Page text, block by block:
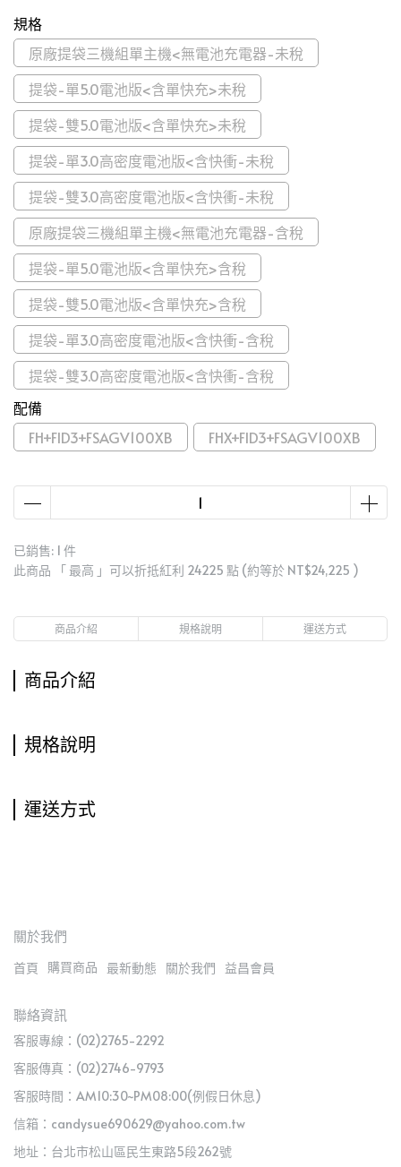
規格
原廠提袋三機組單主機<無電池充電器-未稅
提袋-單5.0電池版<含單快充>未稅
提袋-雙5.0電池版<含單快充>未稅
提袋-單3.0高密度電池版<含快衝-未稅
提袋-雙3.0高密度電池版<含快衝-未稅
原廠提袋三機組單主機<無電池充電器-含稅
提袋-單5.0電池版<含單快充>含稅
提袋-雙5.0電池版<含單快充>含稅
提袋-單3.0高密度電池版<含快衝-含稅
提袋-雙3.0高密度電池版<含快衝-含稅
配備
FH+FID3+FSAGV100XB
FHX+FID3+FSAGV100XB
已銷售: 1 件
此商品 「 最高 」可以折抵紅利 24225 點 (約等於 NT$24,225 )
商品介紹 規格說明 運送方式
商品介紹
規格說明
運送方式
關於我們
首頁 購買商品 最新動態 關於我們 益昌會員
聯絡資訊
客服專線：(02)2765-2292
客服傳真：(02)2746-9793
客服時間：AM10:30~PM08:00(例假日休息)
信箱：candysue690629@yahoo.com.tw
地址：台北市松山區民生東路5段262號